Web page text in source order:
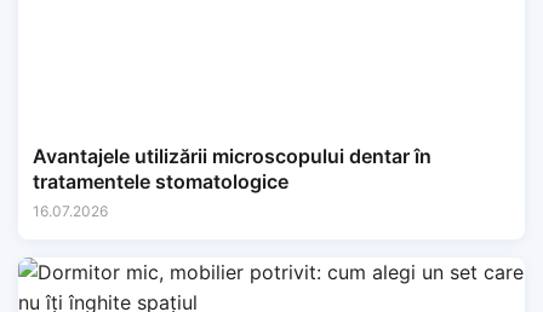
Avantajele utilizării microscopului dentar în
tratamentele stomatologice
16.07.2026